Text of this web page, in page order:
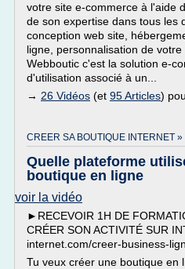
votre site e-commerce à l'aide
de son expertise dans tous les
conception web site,
ligne, personnalisation de votre
Webboutic c'est la solution e-
d'utilisation associé à un...
→ 26 Vidéos (et 95 Articles)
CREER SA BOUTIQUE INTERNET »
Quelle plateforme
boutique en ligne
voir la vidéo
►RECEVOIR 1H DE
CRÉER SON ACTIVITÉ SUR
internet.com/creer-business-
Tu veux créer une boutique en